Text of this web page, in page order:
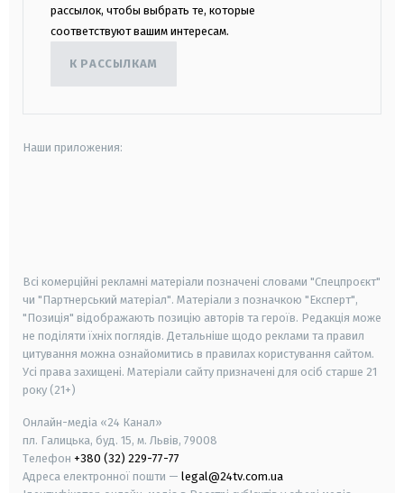
рассылок, чтобы выбрать те, которые
соответствуют вашим интересам.
К РАССЫЛКАМ
Наши приложения:
Всі комерційні рекламні матеріали позначені словами "Спецпроєкт"
чи "Партнерський матеріал". Матеріали з позначкою "Експерт",
"Позиція" відображають позицію авторів та героїв. Редакція може
не поділяти їхніх поглядів. Детальніше щодо реклами та правил
цитування можна ознайомитись в правилах користування сайтом.
Усі права захищені. Матеріали сайту призначені для осіб старше 21
року (21+)
Онлайн-медіа «24 Канал»
пл. Галицька, буд. 15, м. Львів, 79008
Телефон +380 (32) 229-77-77
Адреса електронної пошти — legal@24tv.com.ua